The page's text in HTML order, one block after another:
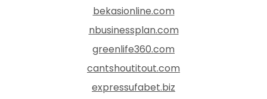
bekasionline.com
nbusinessplan.com
greenlife360.com
cantshoutitout.com
expressufabet.biz